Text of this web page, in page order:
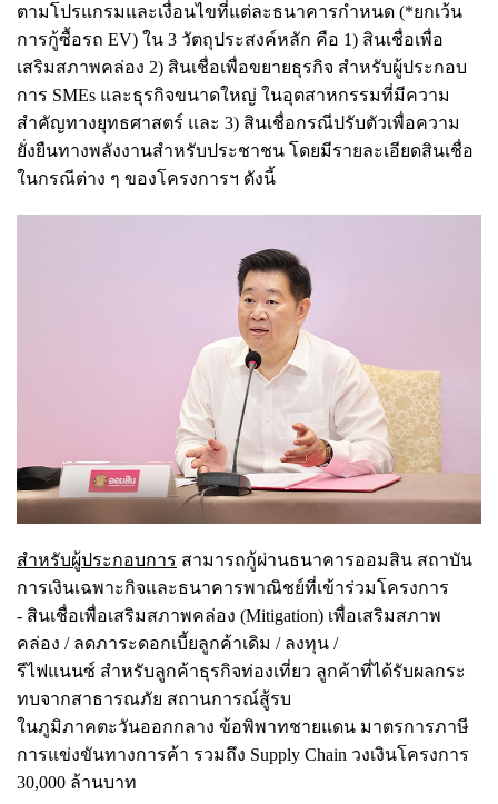
ตามโปรแกรมและเงื่อนไขที่แต่ละธนาคารกำหนด (*ยกเว้น
การกู้ซื้อรถ EV) ใน 3 วัตถุประสงค์หลัก คือ 1) สินเชื่อเพื่อ
เสริมสภาพคล่อง 2) สินเชื่อเพื่อขยายธุรกิจ สำหรับผู้ประกอบ
การ SMEs และธุรกิจขนาดใหญ่ ในอุตสาหกรรมที่มีความ
สำคัญทางยุทธศาสตร์ และ 3) สินเชื่อกรณีปรับตัวเพื่อความ
ยั่งยืนทางพลังงานสำหรับประชาชน โดยมีรายละเอียดสินเชื่อ
ในกรณีต่าง ๆ ของโครงการฯ ดังนี้
สำหรับผู้ประกอบการ สามารถกู้ผ่านธนาคารออมสิน สถาบัน
การเงินเฉพาะกิจและธนาคารพาณิชย์ที่เข้าร่วมโครงการ
- สินเชื่อเพื่อเสริมสภาพคล่อง (Mitigation) เพื่อเสริมสภาพ
คล่อง / ลดภาระดอกเบี้ยลูกค้าเดิม / ลงทุน /
รีไฟแนนซ์ สำหรับลูกค้าธุรกิจท่องเที่ยว ลูกค้าที่ได้รับผลกระ
ทบจากสาธารณภัย สถานการณ์สู้รบ
ในภูมิภาคตะวันออกกลาง ข้อพิพาทชายแดน มาตรการภาษี
การแข่งขันทางการค้า รวมถึง Supply Chain วงเงินโครงการ
30,000 ล้านบาท